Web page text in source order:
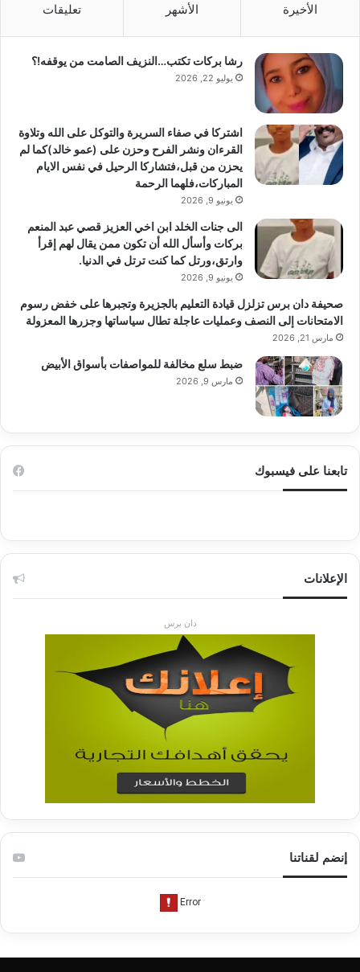
الأخيرة الأشهر تعليقات
رشا بركات تكتب…النزيف الصامت من يوقفه!؟
يوليو 22, 2026
اشتركا في صفاء السريرة والتوكل على الله وتلاوة
القرءان ونشر الفرح وحزن على (عمو خالد)كما لم
يحزن من قبل،فتشاركا الرحيل في نفس الايام
المباركات،فلهما الرحمة
يونيو 9, 2026
الى جنات الخلد ابن اخي العزيز قصي عبد المنعم
بركات وأسأل الله أن تكون ممن يقال لهم إقرأ
وارتق،ورتل كما كنت ترتل في الدنيا.
يونيو 9, 2026
صحيفة دان برس تزلزل قيادة التعليم بالجزيرة وتجبرها على خفض رسوم
الامتحانات إلى النصف وعمليات عاجلة تطال سياساتها وجزرها المعزولة
مارس 21, 2026
ضبط سلع مخالفة للمواصفات بأسواق الأبيض
مارس 9, 2026
تابعنا على فيسبوك
الإعلانات
دان برس
إنضم لقناتنا